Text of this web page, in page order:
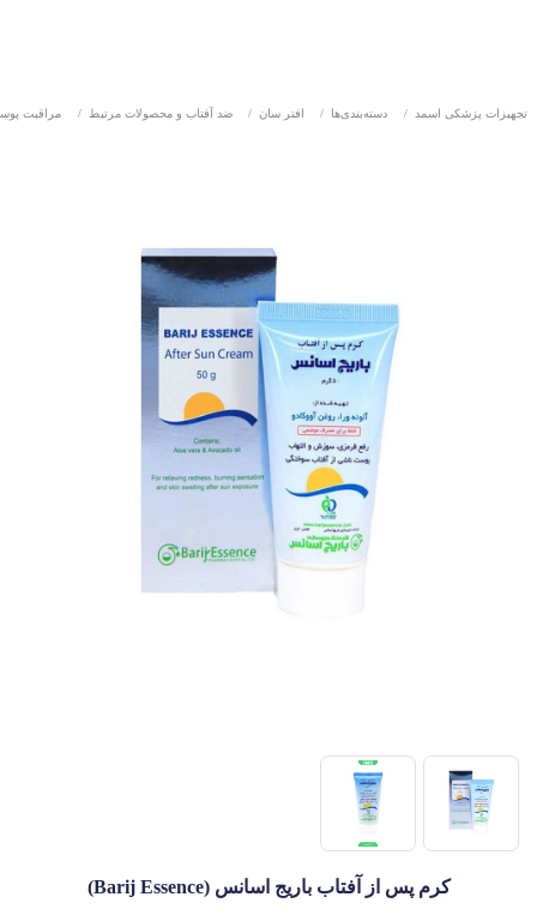
تجهیزات پزشکی اسمد / دسته‌بندی‌ها / افتر سان / ضد آفتاب و محصولات مرتبط / مراقبت
کرم پس از آفتاب باریج اسانس (Barij Essence)